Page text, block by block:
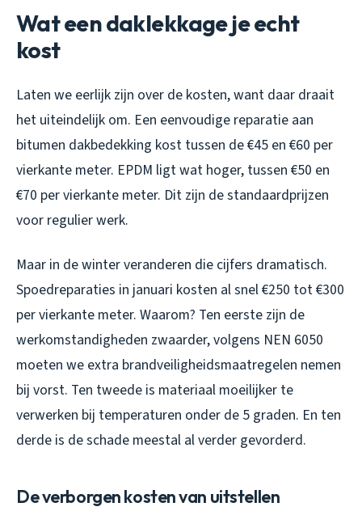
Wat een daklekkage je echt
kost
Laten we eerlijk zijn over de kosten, want daar draait
het uiteindelijk om. Een eenvoudige reparatie aan
bitumen dakbedekking kost tussen de €45 en €60 per
vierkante meter. EPDM ligt wat hoger, tussen €50 en
€70 per vierkante meter. Dit zijn de standaardprijzen
voor regulier werk.
Maar in de winter veranderen die cijfers dramatisch.
Spoedreparaties in januari kosten al snel €250 tot €300
per vierkante meter. Waarom? Ten eerste zijn de
werkomstandigheden zwaarder, volgens NEN 6050
moeten we extra brandveiligheidsmaatregelen nemen
bij vorst. Ten tweede is materiaal moeilijker te
verwerken bij temperaturen onder de 5 graden. En ten
derde is de schade meestal al verder gevorderd.
De verborgen kosten van uitstellen